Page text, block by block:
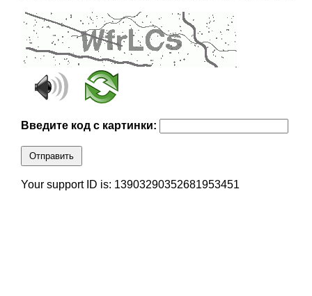
Введите код с картинки:
Отправить
Your support ID is: 13903290352681953451